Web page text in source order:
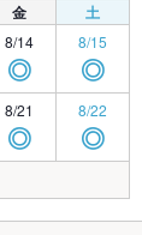
金 土
8/14
◎
8/15
◎
8/21
◎
8/22
◎
◎ ◎